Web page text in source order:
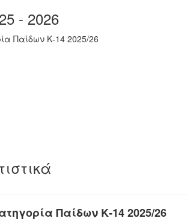
- 2026
Παίδων Κ-14 2025/26
Παίδων Κ-14 2025/26